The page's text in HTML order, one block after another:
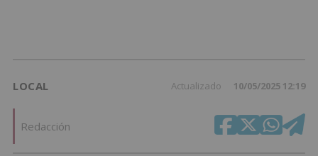
LOCAL Actualizado 10/05/2025 12:19
Redacción